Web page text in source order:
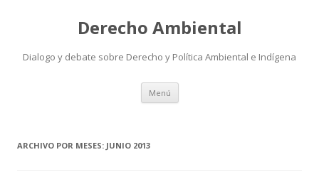
Derecho Ambiental
Dialogo y debate sobre Derecho y Política Ambiental e Indígena
Menú Ir
contenido
ARCHIVO POR MESES: JUNIO 2013